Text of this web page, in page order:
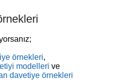
örnekleri,
modelleri ve
davetiye örnekleri